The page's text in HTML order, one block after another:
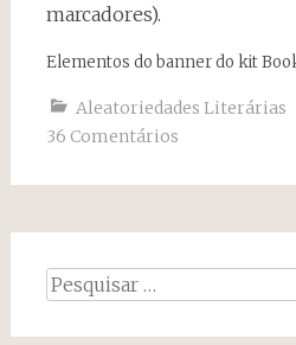
marcadores).
Elementos do banner do kit
Aleatoriedades Literárias
36 Comentários
Pesquisar
por: